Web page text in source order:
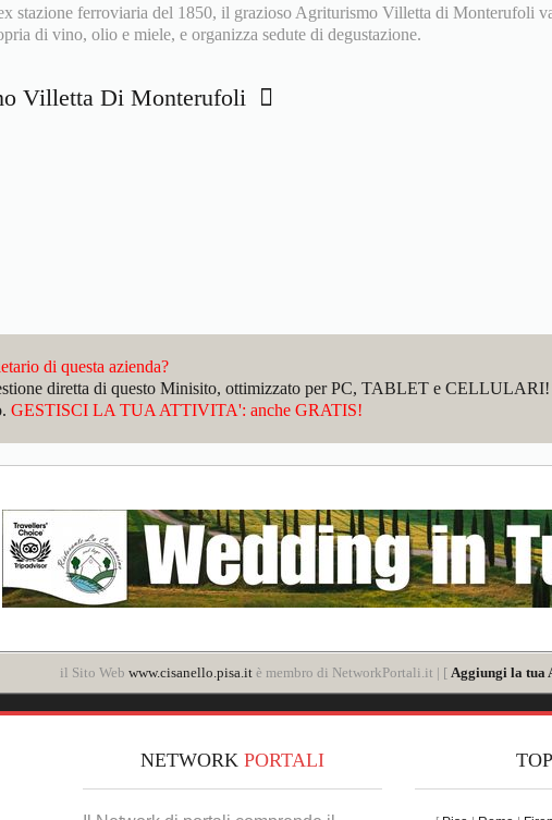
stazione ferroviaria del 1850, il grazioso Agriturismo Villetta di Monterufoli
di vino, olio e miele, e organizza sedute di degustazione.
Villetta Di Monterufoli
di questa azienda?
diretta di questo Minisito, ottimizzato per PC, TABLET e
GESTISCI LA TUA ATTIVITA': anche GRATIS!
il Sito Web www.cisanello.pisa.itè membro di NetworkPortali.it | [ Aggiungi la tua
NETWORKPORTALI TOP